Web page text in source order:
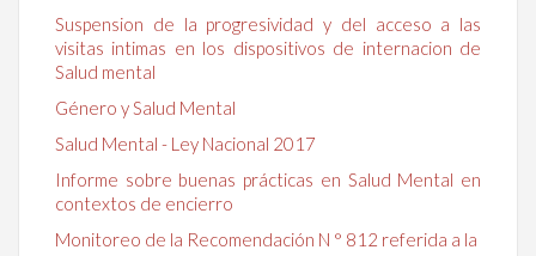
Suspension de la progresividad y del acceso a las
visitas intimas en los dispositivos de internacion de
Salud mental
Género y Salud Mental
Salud Mental - Ley Nacional 2017
Informe sobre buenas prácticas en Salud Mental en
contextos de encierro
Monitoreo de la Recomendación N ° 812 referida a la